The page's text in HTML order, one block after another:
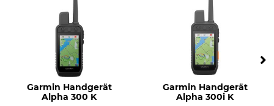
Garmin Handgerät
Alpha 300 K
Garmin Handgerät
Alpha 300i K